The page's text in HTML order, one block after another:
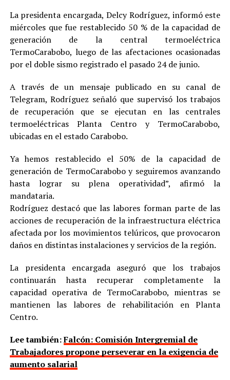
La presidenta encargada, Delcy Rodríguez, informó este
miércoles que fue restablecido 50 % de la capacidad de
generación de la central termoeléctrica
TermoCarabobo, luego de las afectaciones ocasionadas
por el doble sismo registrado el pasado 24 de junio.
A través de un mensaje publicado en su canal de
Telegram, Rodríguez señaló que supervisó los trabajos
de recuperación que se ejecutan en las centrales
termoeléctricas Planta Centro y TermoCarabobo,
ubicadas en el estado Carabobo.
Ya hemos restablecido el 50% de la capacidad de
generación de TermoCarabobo y seguiremos avanzando
hasta lograr su plena operatividad”, afirmó la
mandataria.
Rodríguez destacó que las labores forman parte de las
acciones de recuperación de la infraestructura eléctrica
afectada por los movimientos telúricos, que provocaron
daños en distintas instalaciones y servicios de la región.
La presidenta encargada aseguró que los trabajos
continuarán hasta recuperar completamente la
capacidad operativa de TermoCarabobo, mientras se
mantienen las labores de rehabilitación en Planta
Centro.
Lee también:Falcón: Comisión Intergremial de
Trabajadores propone perseverar en la exigencia de
aumento salarial